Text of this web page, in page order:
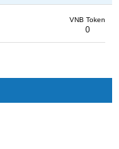
VNB Token
0